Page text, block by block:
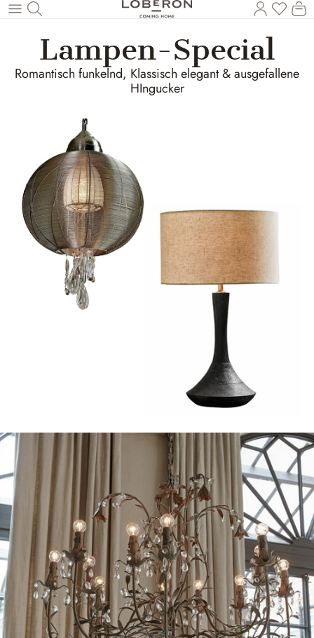
Zum Hauptinhalt springen
Du
Lampen-Special
Romantisch funkelnd, Klassisch elegant & ausgefallene
HIngucker